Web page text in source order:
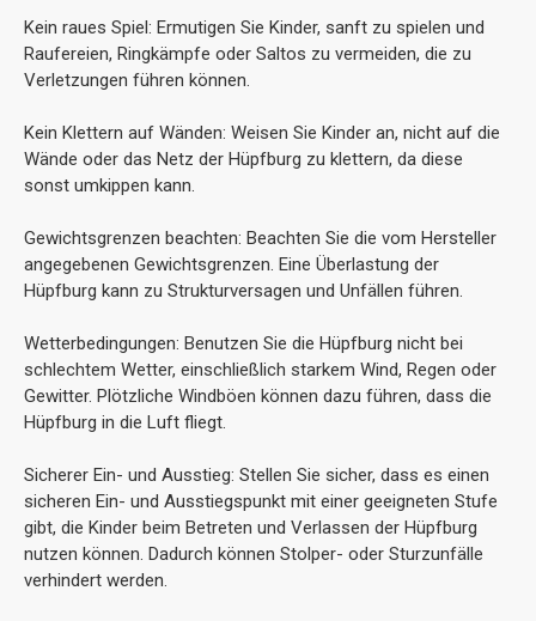
Kein raues Spiel: Ermutigen Sie Kinder, sanft zu spielen und
Raufereien, Ringkämpfe oder Saltos zu vermeiden, die zu
Verletzungen führen können.
Kein Klettern auf Wänden: Weisen Sie Kinder an, nicht auf die
Wände oder das Netz der Hüpfburg zu klettern, da diese
sonst umkippen kann.
Gewichtsgrenzen beachten: Beachten Sie die vom Hersteller
angegebenen Gewichtsgrenzen. Eine Überlastung der
Hüpfburg kann zu Strukturversagen und Unfällen führen.
Wetterbedingungen: Benutzen Sie die Hüpfburg nicht bei
schlechtem Wetter, einschließlich starkem Wind, Regen oder
Gewitter. Plötzliche Windböen können dazu führen, dass die
Hüpfburg in die Luft fliegt.
Sicherer Ein- und Ausstieg: Stellen Sie sicher, dass es einen
sicheren Ein- und Ausstiegspunkt mit einer geeigneten Stufe
gibt, die Kinder beim Betreten und Verlassen der Hüpfburg
nutzen können. Dadurch können Stolper- oder Sturzunfälle
verhindert werden.